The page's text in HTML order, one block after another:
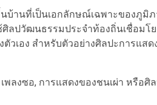
บ้านที่เป็นเอกลักษณ์เฉพาะของภูมิ
ศิลปวัฒนธรรมประจำท้องถิ่นเชื่อมโย
วเอง สำหรับตัวอย่างศิลปะการแส
เพลงซอ, การแสดงของชนเผ่า หรือศิ